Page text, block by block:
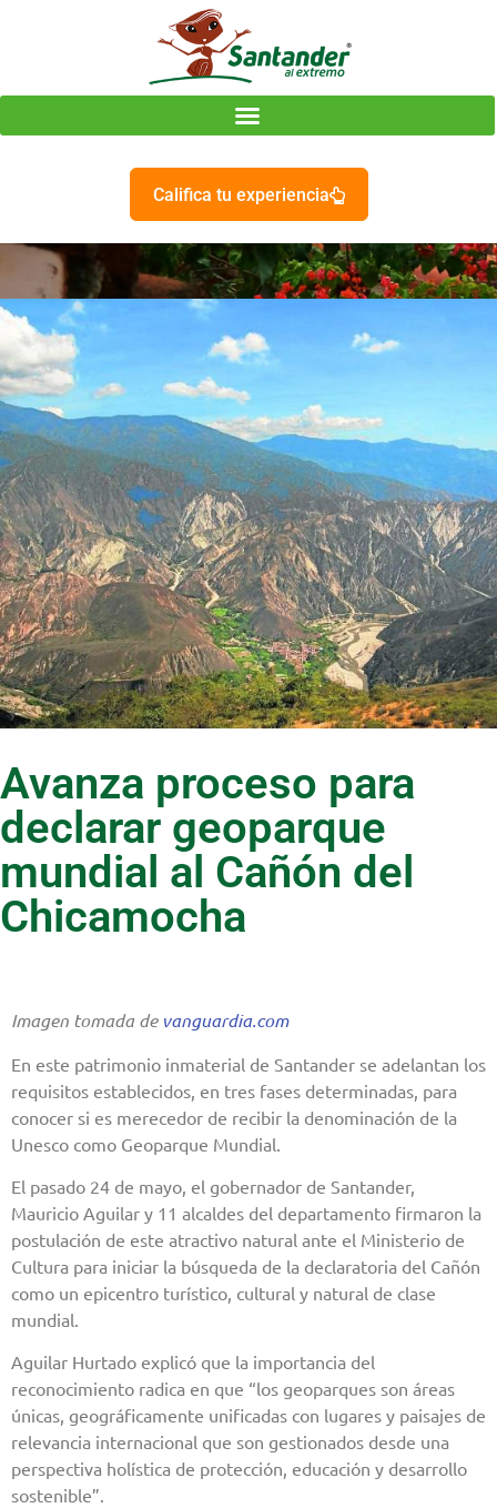
Califica tu experiencia
Avanza proceso para
declarar geoparque
mundial al Cañón del
Chicamocha
Imagen tomada de vanguardia.com
En este patrimonio inmaterial de Santander se adelantan los
requisitos establecidos, en tres fases determinadas, para
conocer si es merecedor de recibir la denominación de la
Unesco como Geoparque Mundial.
El pasado 24 de mayo, el gobernador de Santander,
Mauricio Aguilar y 11 alcaldes del departamento firmaron la
postulación de este atractivo natural ante el Ministerio de
Cultura para iniciar la búsqueda de la declaratoria del Cañón
como un epicentro turístico, cultural y natural de clase
mundial.
Aguilar Hurtado explicó que la importancia del
reconocimiento radica en que “los geoparques son áreas
únicas, geográficamente unificadas con lugares y paisajes de
relevancia internacional que son gestionados desde una
perspectiva holística de protección, educación y desarrollo
sostenible”.